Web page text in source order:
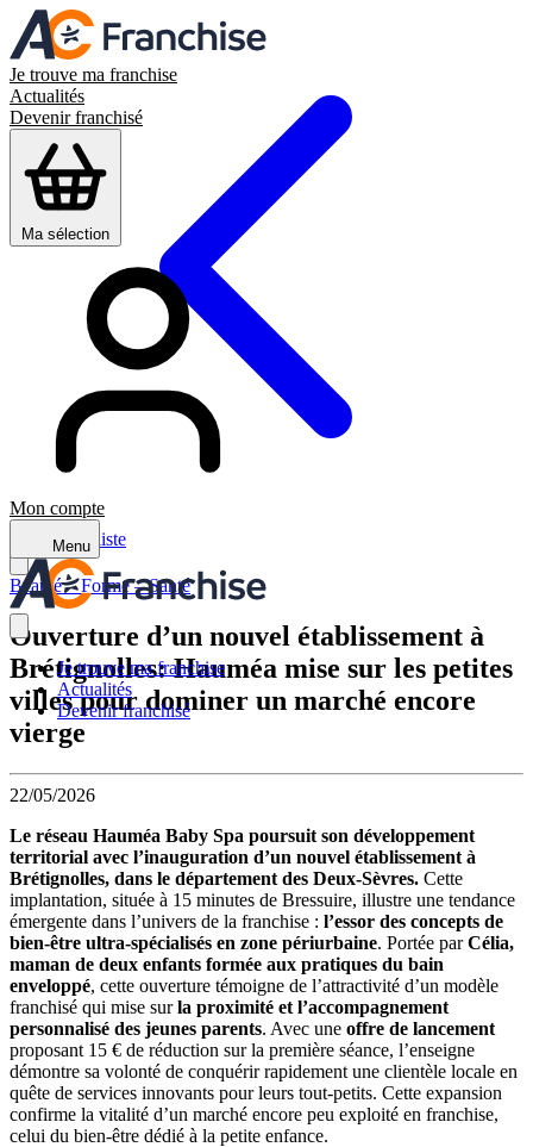
Je trouve ma franchise
Actualités
Devenir franchisé
Ma sélection
Mon compte
Menu
Je trouve ma franchise
Actualités
Devenir franchisé
Retour à la liste
Beauté – Forme – Santé
Ouverture d’un nouvel établissement à
Brétignolles: Hauméa mise sur les petites
villes pour dominer un marché encore
vierge
22/05/2026
Le réseau Hauméa Baby Spa poursuit son développement
territorial avec l’inauguration d’un nouvel établissement à
Brétignolles, dans le département des Deux-Sèvres. Cette
implantation, située à 15 minutes de Bressuire, illustre une tendance
émergente dans l’univers de la franchise : l’essor des concepts de
bien-être ultra-spécialisés en zone périurbaine. Portée parCélia,
maman de deux enfants formée aux pratiques du bain
enveloppé, cette ouverture témoigne de l’attractivité d’un modèle
franchisé qui mise surla proximité et l’accompagnement
personnalisé des jeunes parents. Avec une offre de lancement
proposant 15 € de réduction sur la première séance, l’enseigne
démontre sa volonté de conquérir rapidement une clientèle locale en
quête de services innovants pour leurs tout-petits. Cette expansion
confirme la vitalité d’un marché encore peu exploité en franchise,
celui du bien-être dédié à la petite enfance.